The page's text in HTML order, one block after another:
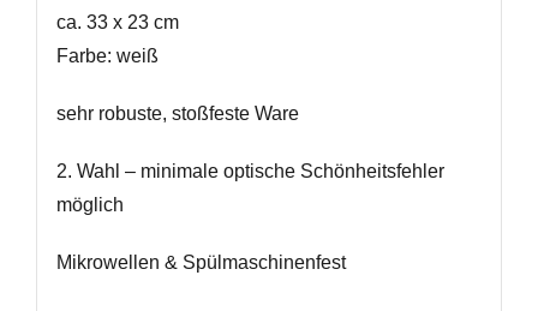
ca. 33 x 23 cm
Farbe: weiß
sehr robuste, stoßfeste Ware
2. Wahl – minimale optische Schönheitsfehler
möglich
Mikrowellen & Spülmaschinenfest